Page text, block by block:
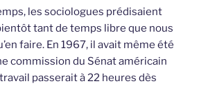
les sociologues prédisaient
tant de temps libre que nous
faire. En 1967, il avait même été
commission du Sénat américain
passerait à 22 heures dès